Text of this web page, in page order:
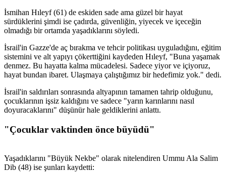
İsmihan Hıleyf (61) de eskiden sade ama güzel bir hayat
sürdüklerini şimdi ise çadırda, güvenliğin, yiyecek ve içeceğin
olmadığı bir ortamda yaşadıklarını söyledi.
İsrail'in Gazze'de aç bırakma ve tehcir politikası uyguladığını, eğitim
sistemini ve alt yapıyı çökerttiğini kaydeden Hıleyf, "Buna yaşamak
denmez. Bu hayatta kalma mücadelesi. Sadece yiyor ve içiyoruz,
hayat bundan ibaret. Ulaşmaya çalıştığımız bir hedefimiz yok." dedi.
İsrail'in saldırıları sonrasında altyapının tamamen tahrip olduğunu,
çocuklarının işsiz kaldığını ve sadece "yarın karınlarını nasıl
doyuracaklarını" düşünür hale geldiklerini anlattı.
"Çocuklar vaktinden önce büyüdü"
Yaşadıklarını "Büyük Nekbe" olarak nitelendiren Ummu Ala Salim
Dib (48) ise şunları kaydetti: